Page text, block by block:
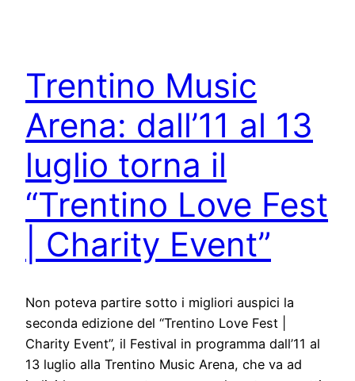
Trentino Music
Arena: dall’11 al 13
luglio torna il
“Trentino Love Fest
| Charity Event”
Non poteva partire sotto i migliori auspici la
seconda edizione del “Trentino Love Fest |
Charity Event”, il Festival in programma dall’11 al
13 luglio alla Trentino Music Arena, che va ad